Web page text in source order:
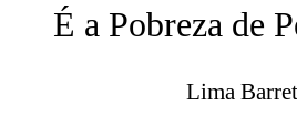
É a Pobreza de
Lima